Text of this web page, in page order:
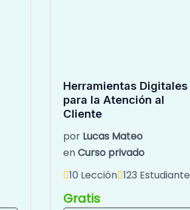
Herramientas Digitales
para la Atención al
Cliente
por Lucas Mateo
enCurso privado
10 Lección 123 Estudiante
Gratis